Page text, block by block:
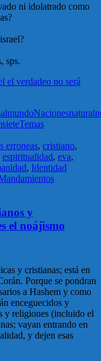
ni idolatrado como
sps.
el verdadeo no será
mundoNacionesnatural
sieteTemas
erroneas, cristiano,
espiritualidad, eva,
, Identidad
y
el noájismo
y cristianas; está en
Porque se pondran
a Hashem y como
enceguecidos y
y religiones (incluido el
vayan entrando en
y dejen esas